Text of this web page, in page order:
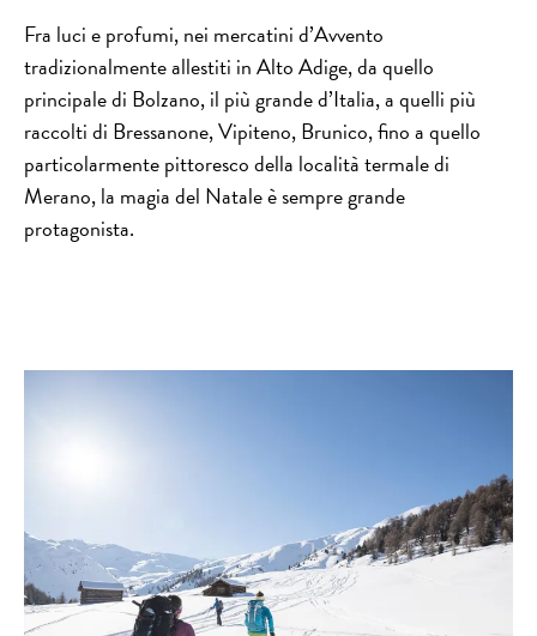
Fra luci e profumi, nei mercatini d’Avvento
tradizionalmente allestiti in Alto Adige, da quello
principale di Bolzano, il più grande d’Italia, a quelli più
raccolti di Bressanone, Vipiteno, Brunico, fino a quello
particolarmente pittoresco della località termale di
Merano, la magia del Natale è sempre grande
protagonista.